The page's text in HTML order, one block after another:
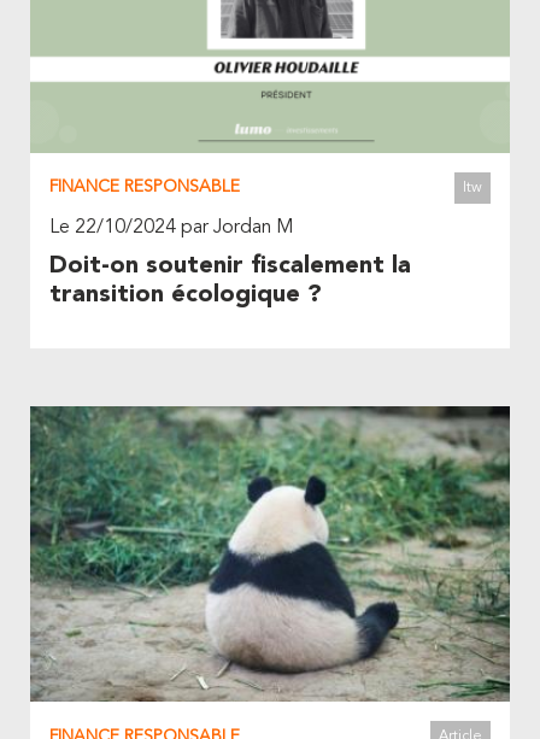
FINANCE RESPONSABLE Itw
Le 22/10/2024 par Jordan M
Doit-on soutenir fiscalement la
transition écologique ?